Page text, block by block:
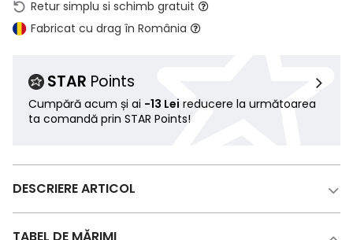
Retur simplu si schimb gratuit
Fabricat cu drag în România
STAR Points
Cumpără acum și ai -13 Lei reducere la următoarea
ta comandă prin STAR Points!
DESCRIERE ARTICOL